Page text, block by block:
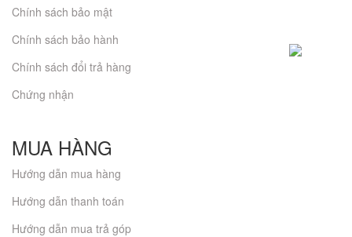
Chính sách bảo mật
Chính sách bảo hành
Chính sách đổi trả hàng
Chứng nhận
MUA HÀNG
Hướng dẫn mua hàng
Hướng dẫn thanh toán
Hướng dẫn mua trả góp